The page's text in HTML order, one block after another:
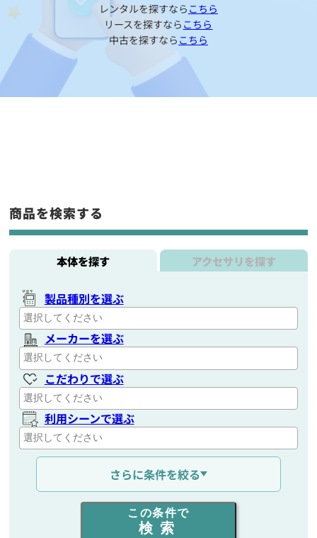
レンタルを探すなら こちら
リースを探すなら こちら
中古を探すなら こちら
商品を検索する
本体を探す アクセサリを探す
製品種別を選ぶ
メーカーを選ぶ
こだわりで選ぶ
利用シーンで選ぶ
通信距離を選ぶ
出力を選ぶ
さらに条件を絞る
この条件で
検索